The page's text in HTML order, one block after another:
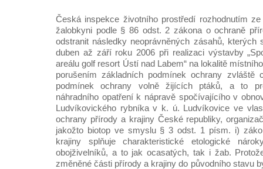
Česká inspekce životního prostředí rozhodnutím
žalobkyni podle § 86 odst. 2 zákona o ochraně
odstranit následky neoprávněných zásahů,
duben až září roku 2006 při realizaci výstavby
areálu golf resort Ústí nad Labem“ na lokalitě
porušením základních podmínek ochrany zvláště
podmínek ochrany volně žijících ptáků, a to
náhradního opatření k nápravě spočívajícího v
Ludvíkovického rybníka v k. ú. Ludvíkovice ve
ochrany přírody a krajiny České republiky,
jakožto biotop ve smyslu § 3 odst. 1 písm. i)
krajiny splňuje charakteristické etologické
obojživelníků, a to jak ocasatých, tak i žab.
změněné části přírody a krajiny do původního stavu